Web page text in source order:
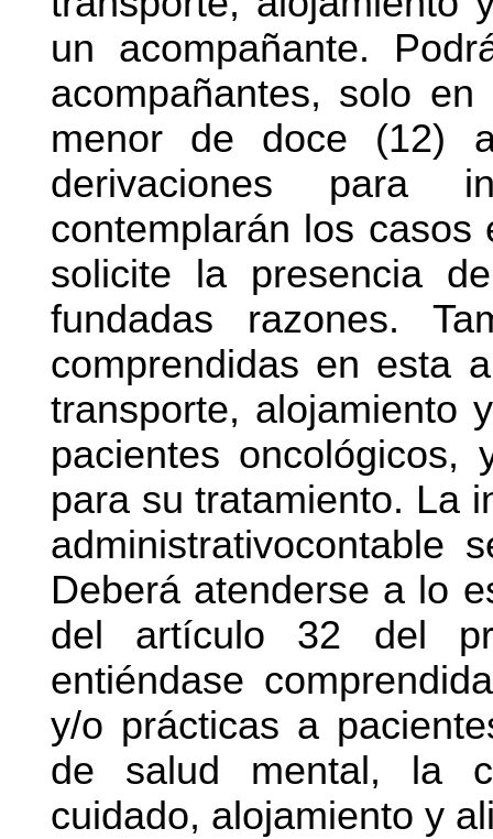
un acompañante.
acompañantes, solo
menor de doce (12)
derivaciones para
contemplarán los
solicite la presencia
fundadas razones.
comprendidas en esta
transporte, alojamiento
pacientes oncológicos,
para su tratamiento. La
administrativocontable
Deberá atenderse a lo
del artículo 32 del
entiéndase
y/o prácticas a
de salud mental, la
cuidado, alojamiento y